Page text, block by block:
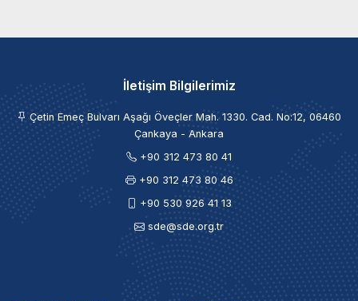
İletişim Bilgilerimiz
Çetin Emeç Bulvarı Aşağı Öveçler Mah. 1330. Cad. No:12, 06460
Çankaya - Ankara
+90 312 473 80 41
+90 312 473 80 46
+90 530 926 41 13
sde@sde.org.tr